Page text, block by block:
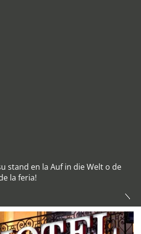
stand en la Auf in die Welt o de
la feria!